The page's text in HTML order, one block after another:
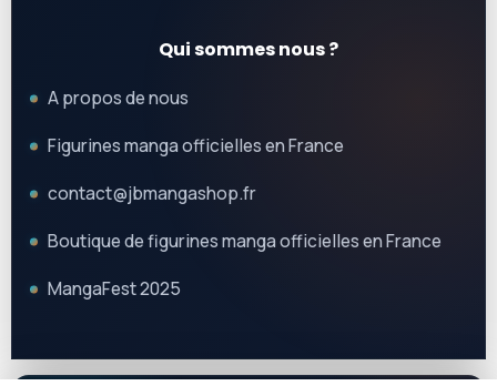
Qui sommes nous ?
A propos de nous
Figurines manga officielles en France
contact@jbmangashop.fr
Boutique de figurines manga officielles en France
MangaFest 2025